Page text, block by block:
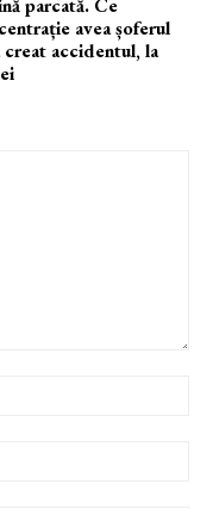
avea șoferul
creat accidentul, la